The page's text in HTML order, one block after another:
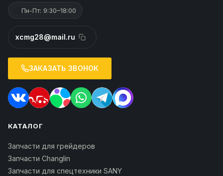
Пн-Пт: 9:30–18:00
xcmg28@mail.ru
ЗАКАЗАТЬ ЗВОНОК
КАТАЛОГ
Запчасти для грейдеров
Запчасти Changlin
Запчасти для спецтехники SANY